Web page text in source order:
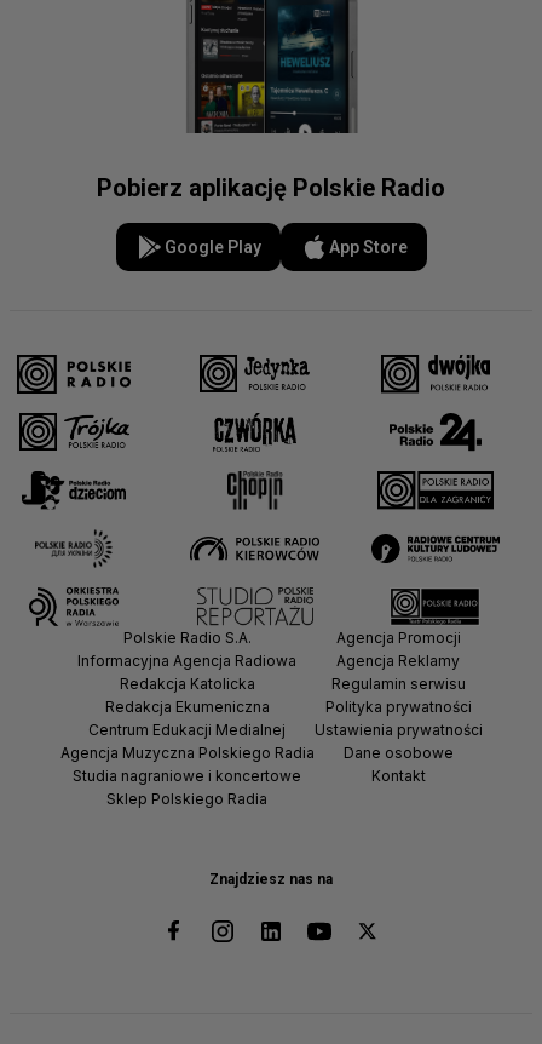
Pobierz aplikację Polskie Radio
Google Play App Store
Znajdziesz nas na
Polskie Radio S.A.
Informacyjna Agencja Radiowa
Redakcja Katolicka
Redakcja Ekumeniczna
Centrum Edukacji Medialnej
Agencja Muzyczna Polskiego Radia
Studia nagraniowe i koncertowe
Sklep Polskiego Radia
Agencja Promocji
Agencja Reklamy
Regulamin serwisu
Polityka prywatności
Ustawienia prywatności
Dane osobowe
Kontakt